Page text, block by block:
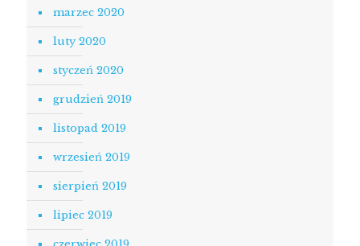
marzec 2020
luty 2020
styczeń 2020
grudzień 2019
listopad 2019
wrzesień 2019
sierpień 2019
lipiec 2019